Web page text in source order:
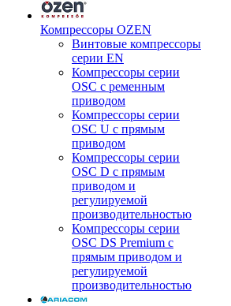
Компрессоры OZEN
Винтовые компрессоры
серии EN
Компрессоры серии
OSC с ременным
приводом
Компрессоры серии
OSC U с прямым
приводом
Компрессоры серии
OSC D с прямым
приводом и
регулируемой
производительностью
Компрессоры серии
OSC DS Premium с
прямым приводом и
регулируемой
производительностью